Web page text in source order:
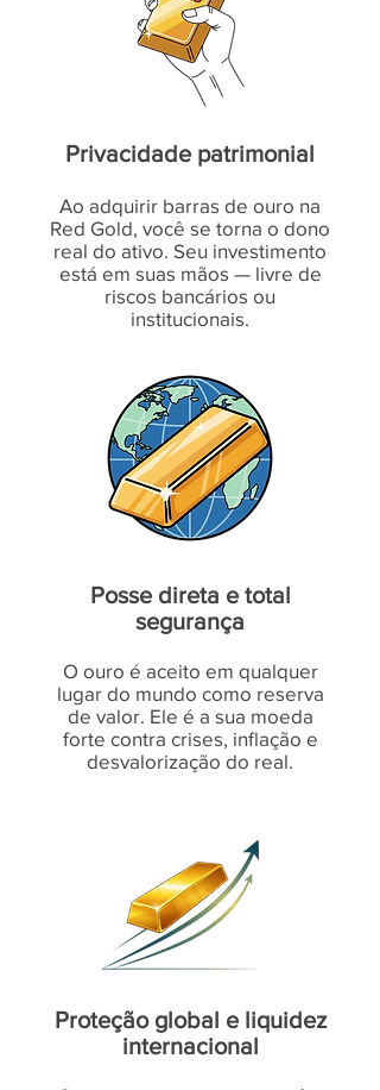
Privacidade patrimonial
Ao adquirir barras de ouro na
Red Gold, você se torna o dono
real do ativo. Seu investimento
está em suas mãos — livre de
riscos bancários ou
institucionais.
Posse direta e total
segurança
O ouro é aceito em qualquer
lugar do mundo como reserva
de valor. Ele é a sua moeda
forte contra crises, inflação e
desvalorização do real.
Proteção global e liquidez
internacional